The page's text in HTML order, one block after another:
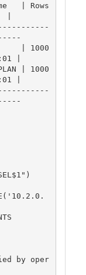
| Rows
|
| 1000
|
| 1000
|
by oper